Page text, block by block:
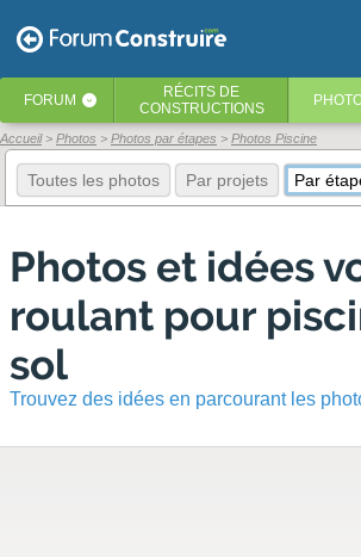
FORUM ‹ RÉCITS DE
CONSTRUCTIONS
Accueil Photos Photos par étapes Photos Piscine
Toutes les photos Par projets Par
Photos et idées
roulant pour
sol
Trouvez des idées en parcourant les